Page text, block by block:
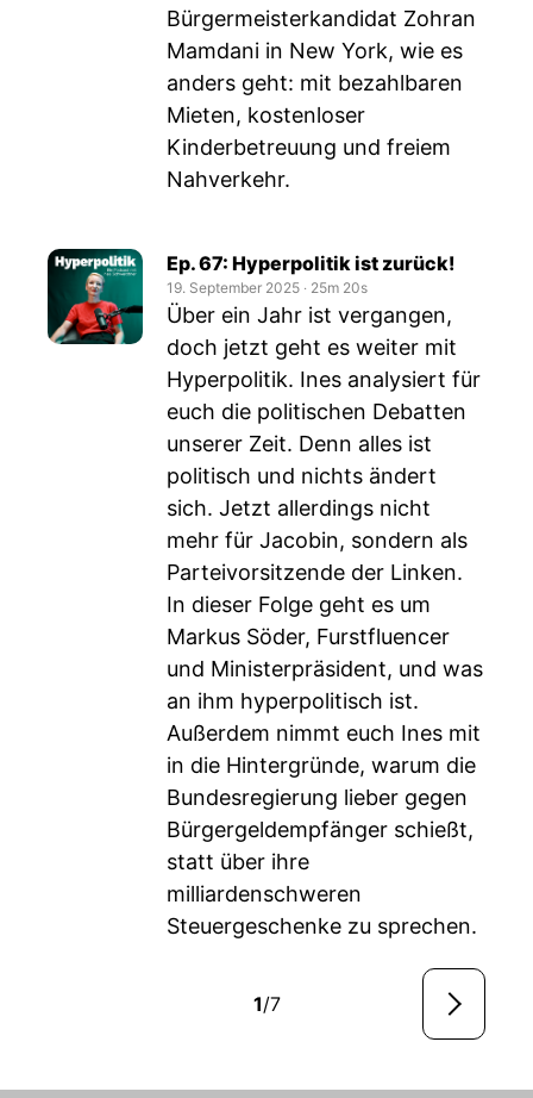
Bürgermeisterkandidat Zohran
Mamdani in New York, wie es
anders geht: mit bezahlbaren
Mieten, kostenloser
Kinderbetreuung und freiem
Nahverkehr.
Ep. 67: Hyperpolitik ist zurück!
19. September 2025 ‧ 25m 20s
Über ein Jahr ist vergangen,
doch jetzt geht es weiter mit
Hyperpolitik. Ines analysiert für
euch die politischen Debatten
unserer Zeit. Denn alles ist
politisch und nichts ändert
sich. Jetzt allerdings nicht
mehr für Jacobin, sondern als
Parteivorsitzende der Linken.
In dieser Folge geht es um
Markus Söder, Furstfluencer
und Ministerpräsident, und was
an ihm hyperpolitisch ist.
Außerdem nimmt euch Ines mit
in die Hintergründe, warum die
Bundesregierung lieber gegen
Bürgergeldempfänger schießt,
statt über ihre
milliardenschweren
Steuergeschenke zu sprechen.
1/7